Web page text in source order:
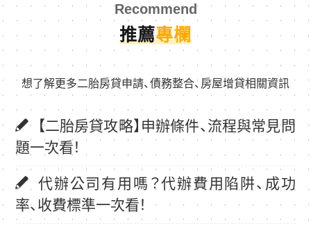
Recommend
推薦專欄
想了解更多二胎房貸申請、債務整合、房屋增貸相關資訊
【二胎房貸攻略】申辦條件、流程與常見問
題一次看！
代辦公司有用嗎？代辦費用陷阱、成功
率、收費標準一次看！